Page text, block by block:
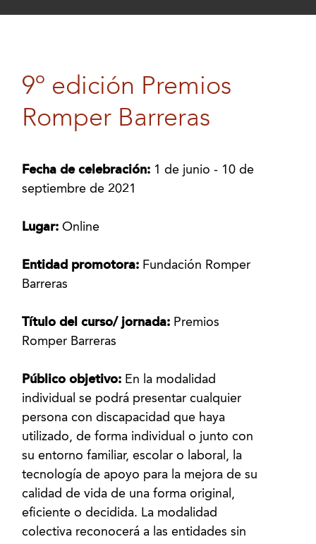
9º edición Premios
Romper Barreras
Fecha de celebración: 1 de junio - 10 de
septiembre de 2021
Lugar:Online
Entidad promotora: Fundación Romper
Barreras
Título del curso/ jornada: Premios
Romper Barreras
Público objetivo: En la modalidad
individual se podrá presentar cualquier
persona con discapacidad que haya
utilizado, de forma individual o junto con
su entorno familiar, escolar o laboral, la
tecnología de apoyo para la mejora de su
calidad de vida de una forma original,
eficiente o decidida. La modalidad
colectiva reconocerá a las entidades sin